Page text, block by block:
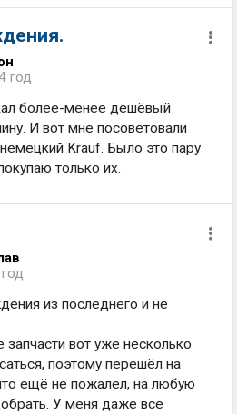
год
более-менее дешёвый
И вот мне посоветовали
Krauf. Было это пару
только их.
из последнего и не
вот уже несколько
поэтому перешёл на
ещё не пожалел, на любую
У меня даже все